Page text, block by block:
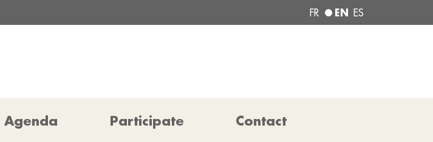
FR EN ES
Agenda Participate Contact